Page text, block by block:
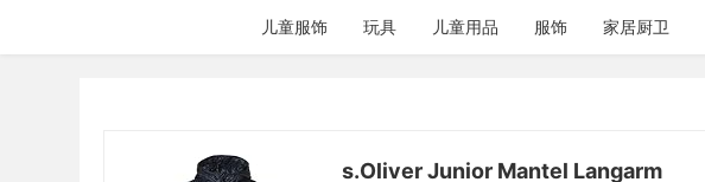
儿童服饰 玩具 儿童用品 服饰 家居厨卫
s.Oliver Junior Mantel Langarm